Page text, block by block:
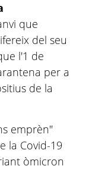
que
del seu
l'1 de
per a
de la
emprèn"
la Covid-19
òmicron